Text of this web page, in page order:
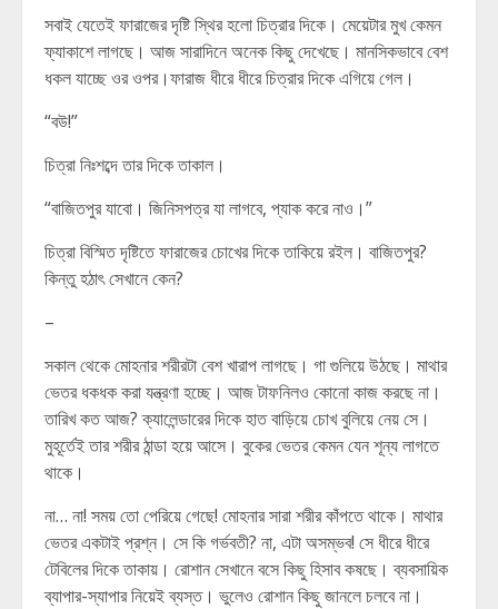
সবাই যেতেই ফারাজের দৃষ্টি স্থির হলো চিত্রার দিকে। মেয়েটার মুখ কেমন
ফ্যাকাশে লাগছে। আজ সারাদিনে অনেক কিছু দেখেছে। মানসিকভাবে বেশ
ধকল যাচ্ছে ওর ওপর।ফারাজ ধীরে ধীরে চিত্রার দিকে এগিয়ে গেল।
“বউ!”
চিত্রা নিঃশব্দে তার দিকে তাকাল।
“বাজিতপুর যাবো। জিনিসপত্র যা লাগবে, প্যাক করে নাও।”
চিত্রা বিস্মিত দৃষ্টিতে ফারাজের চোখের দিকে তাকিয়ে রইল। বাজিতপুর?
কিন্তু হঠাৎ সেখানে কেন?
–
সকাল থেকে মোহনার শরীরটা বেশ খারাপ লাগছে। গা গুলিয়ে উঠছে। মাথার
ভেতর ধকধক করা যন্ত্রণা হচ্ছে। আজ টাফনিলও কোনো কাজ করছে না।
তারিখ কত আজ? ক্যালেন্ডারের দিকে হাত বাড়িয়ে চোখ বুলিয়ে নেয় সে।
মুহূর্তেই তার শরীর ঠান্ডা হয়ে আসে। বুকের ভেতর কেমন যেন শূন্য লাগতে
থাকে।
না… না! সময় তো পেরিয়ে গেছে! মোহনার সারা শরীর কাঁপতে থাকে। মাথার
ভেতর একটাই প্রশ্ন। সে কি গর্ভবতী? না, এটা অসম্ভব! সে ধীরে ধীরে
টেবিলের দিকে তাকায়। রোশান সেখানে বসে কিছু হিসাব কষছে। ব্যবসায়িক
ব্যাপার-স্যাপার নিয়েই ব্যস্ত। ভুলেও রোশান কিছু জানলে চলবে না।